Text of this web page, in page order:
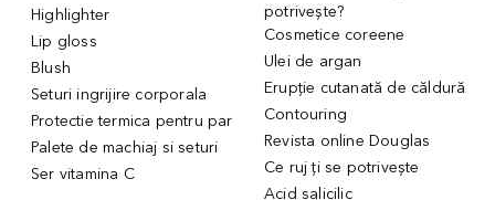
Highlighter
Lip gloss
Blush
Seturi ingrijire corporala
Protectie termica pentru par
Palete de machiaj si seturi
Ser vitamina C
potrivește?
Cosmetice coreene
Ulei de argan
Erupție cutanată de căldură
Contouring
Revista online Douglas
Ce ruj ți se potrivește
Acid salicilic